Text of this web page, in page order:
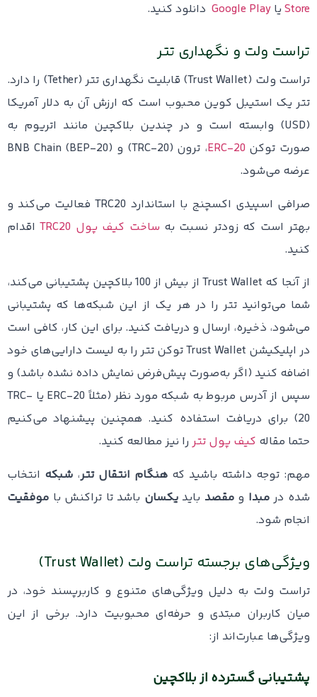
Store یا Google Play دانلود کنید.
تراست ولت و نگهداری تتر
تراست ولت (Trust Wallet) قابلیت نگهداری تتر (Tether) را دارد.
تتر یک استیبل کوین محبوب است که ارزش آن به دلار آمریکا
(USD) وابسته است و در چندین بلاکچین مانند اتریوم به
صورت توکن ERC-20
، ترون (TRC-20) و BNB Chain (BEP-20)
عرضه می‌شود.
صرافی اسپیدی اکسچنج با استاندارد TRC20 فعالیت می‌کند و
بهتر است که زودتر نسبت به ساخت کیف پول TRC20
اقدام
کنید.
از آنجا که Trust Wallet از بیش از 100 بلاکچین پشتیبانی می‌کند،
شما می‌توانید تتر را در هر یک از این شبکه‌ها که پشتیبانی
می‌شود، ذخیره، ارسال و دریافت کنید. برای این کار، کافی است
در اپلیکیشن Trust Wallet توکن تتر را به لیست دارایی‌های خود
اضافه کنید (اگر به‌صورت پیش‌فرض نمایش داده نشده باشد) و
سپس از آدرس مربوط به شبکه مورد نظر (مثلاً ERC-20 یا TRC-
20) برای دریافت استفاده کنید. همچنین پیشنهاد می‌کنیم
حتما مقاله کیف پول تتر را نیز مطالعه کنید.
مهم: توجه داشته باشید که هنگام انتقال تتر، شبکه انتخاب
شده درمبدا ومقصد بایدیکسان باشد تا تراکنش با موفقیت
انجام شود.
ویژگی‌های برجسته تراست ولت (Trust Wallet)
تراست ولت به دلیل ویژگی‌های متنوع و کاربرپسند خود، در
میان کاربران مبتدی و حرفه‌ای محبوبیت دارد. برخی از این
ویژگی‌ها عبارت‌اند از:
پشتیبانی گسترده از بلاکچین‌